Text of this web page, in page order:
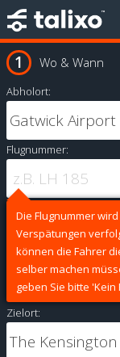
Wo & Wann
Abholort:
Flugnummer:
Die Flugnummer
Verspätungen
können die Fahrer
selber machen
geben Sie bitte 'Kein
Zielort: